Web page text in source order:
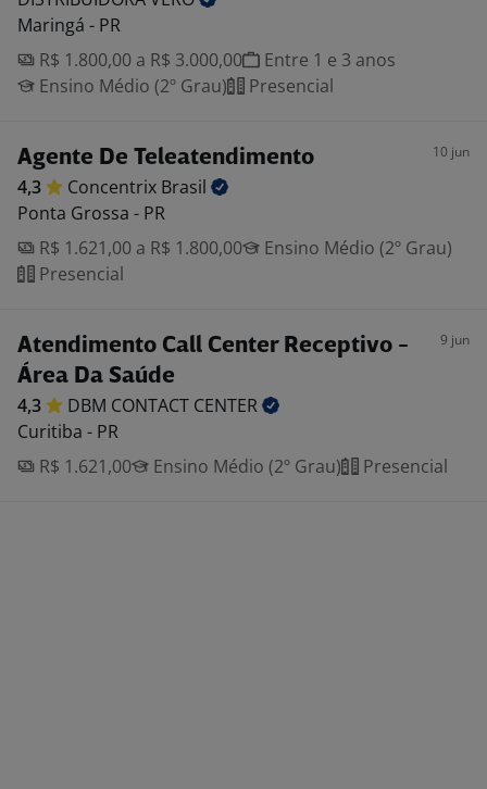
Maringá - PR
R$ 1.800,00 a R$ 3.000,00
Entre 1 e 3 anos
Ensino Médio (2º Grau)
Presencial
Agente De Teleatendimento 10 jun
4,3 Concentrix Brasil
Ponta Grossa - PR
R$ 1.621,00 a R$ 1.800,00
Ensino Médio (2º Grau)
Presencial
Atendimento Call Center Receptivo -
Área Da Saúde
9 jun
4,3 DBM CONTACT CENTER
Curitiba - PR
R$ 1.621,00
Ensino Médio (2º Grau) Presencial